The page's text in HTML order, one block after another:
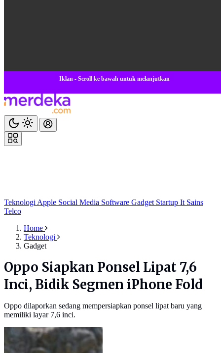
Iklan - Scroll ke bawah untuk melanjutkan
Teknologi Apple Social Media Software Gadget Startup It Sains
Telco
Home
Teknologi
Gadget
Oppo Siapkan Ponsel Lipat 7,6
Inci, Bidik Segmen iPhone Fold
Oppo dilaporkan sedang mempersiapkan ponsel lipat baru yang
memiliki layar 7,6 inci.